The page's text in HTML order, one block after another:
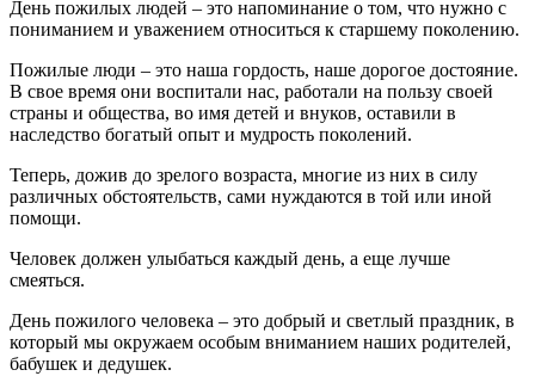
День пожилых людей – это напоминание о том, что нужно с
пониманием и уважением относиться к старшему поколению.
Пожилые люди – это наша гордость, наше дорогое достояние.
В свое время они воспитали нас, работали на пользу своей
страны и общества, во имя детей и внуков, оставили в
наследство богатый опыт и мудрость поколений.
Теперь, дожив до зрелого возраста, многие из них в силу
различных обстоятельств, сами нуждаются в той или иной
помощи.
Человек должен улыбаться каждый день, а еще лучше
смеяться.
День пожилого человека – это добрый и светлый праздник, в
который мы окружаем особым вниманием наших родителей,
бабушек и дедушек.